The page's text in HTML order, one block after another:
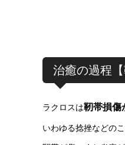
治癒の過程【
ラクロスは靭帯損傷
いわゆる捻挫などのこ